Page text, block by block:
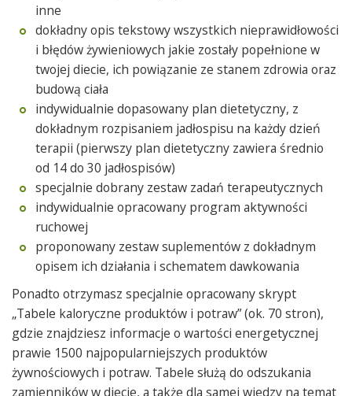
inne
dokładny opis tekstowy wszystkich nieprawidłowości
i błędów żywieniowych jakie zostały popełnione w
twojej diecie, ich powiązanie ze stanem zdrowia oraz
budową ciała
indywidualnie dopasowany plan dietetyczny, z
dokładnym rozpisaniem jadłospisu na każdy dzień
terapii (pierwszy plan dietetyczny zawiera średnio
od 14 do 30 jadłospisów)
specjalnie dobrany zestaw zadań terapeutycznych
indywidualnie opracowany program aktywności
ruchowej
proponowany zestaw suplementów z dokładnym
opisem ich działania i schematem dawkowania
Ponadto otrzymasz specjalnie opracowany skrypt
„Tabele kaloryczne produktów i potraw” (ok. 70 stron),
gdzie znajdziesz informacje o wartości energetycznej
prawie 1500 najpopularniejszych produktów
żywnościowych i potraw. Tabele służą do odszukania
zamienników w diecie, a także dla samej wiedzy na temat